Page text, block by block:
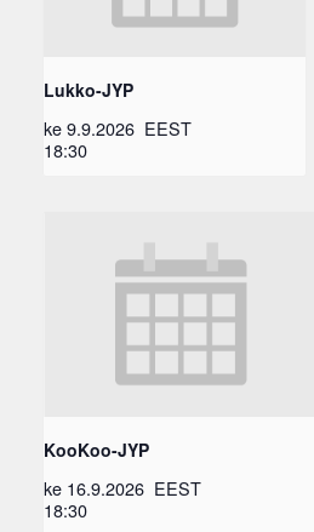
Lukko-JYP
ke 9.9.2026
18:30
EEST
KooKoo-JYP
ke 16.9.2026
18:30
EEST